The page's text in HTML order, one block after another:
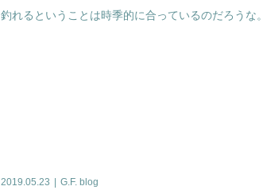
釣れるということは時季的に合っているのだろうな。
2019.05.23 G.F. blog